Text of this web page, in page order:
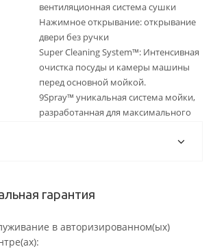
вентиляционная система сушки
Нажимное открывание: открывание
двери без ручки
Super Cleaning System™: Интенсивная
очистка посуды и камеры машины
перед основной мойкой.
9Spray™ уникальная система мойки,
разработанная для максимального
гарантия
в авторизированном(ых)